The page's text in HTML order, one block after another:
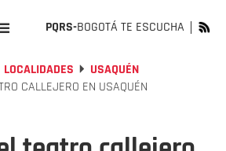
PQRS-BOGOTÁ TE ESCUCHA
LOCALIDADES
USAQUÉN
CALLEJERO EN USAQUÉN